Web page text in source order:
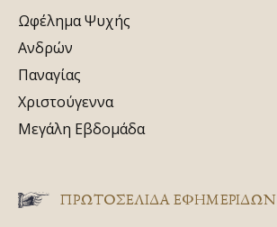
Ωφέλημα Ψυχής
Ανδρών
Παναγίας
Χριστούγεννα
Μεγάλη Εβδομάδα
ΠΡΩΤΟΣΈΛΙΔΑ ΕΦΗΜΕΡΊΔΩΝ